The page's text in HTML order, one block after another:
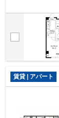
賃貸 | アパート